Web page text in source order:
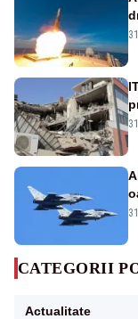
CATEGORII
Actualitate